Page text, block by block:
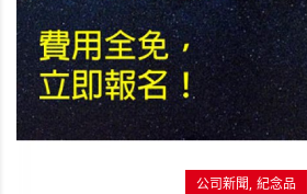
公司新聞 紀念品